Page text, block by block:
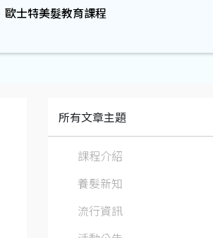
歐士特美髮教育課程
所有文章主題
課程介紹
養髮新知
流行資訊